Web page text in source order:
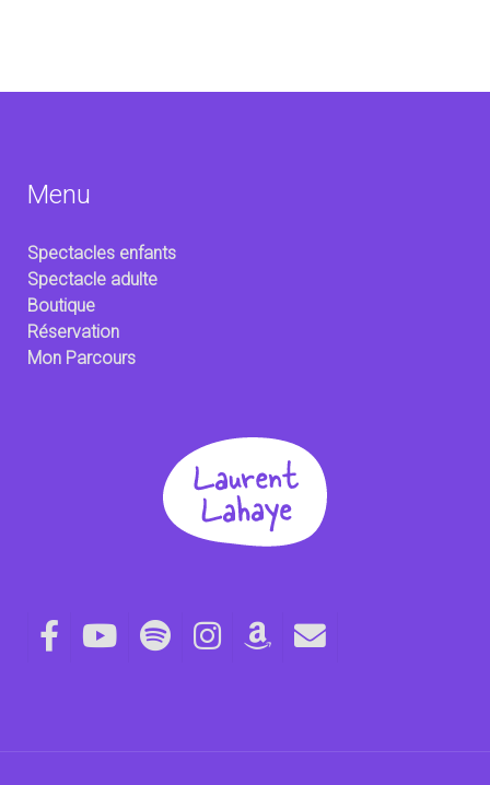
Menu
Spectacles enfants
Spectacle adulte
Boutique
Réservation
Mon Parcours